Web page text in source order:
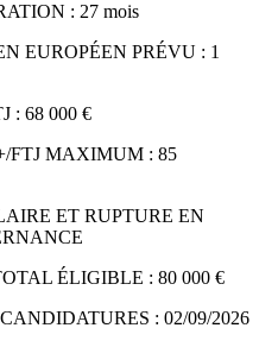
: 27 mois
EUROPÉEN PRÉVU : 1
: 68 000 €
FTJ MAXIMUM : 85
ET RUPTURE EN
ÉLIGIBLE : 80 000 €
: 02/09/2026